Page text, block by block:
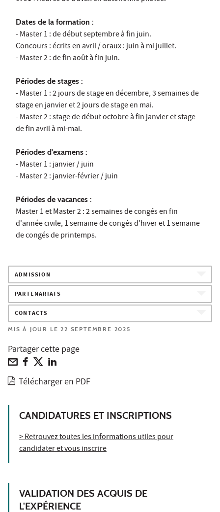
Dates de la formation :
- Master 1 : de début septembre à fin juin.
Concours : écrits en avril / oraux : juin à mi juillet.
- Master 2 : de fin août à fin juin.
Périodes de stages :
- Master 1 : 2 jours de stage en décembre, 3 semaines de
stage en janvier et 2 jours de stage en mai.
- Master 2 : stage de début octobre à fin janvier et stage
de fin avril à mi-mai.
Périodes d'examens :
- Master 1 : janvier / juin
- Master 2 : janvier-février / juin
Périodes de vacances :
Master 1 et Master 2 : 2 semaines de congés en fin
d'année civile, 1 semaine de congés d'hiver et 1 semaine
de congés de printemps.
ADMISSION
PARTENARIATS
CONTACTS
MIS À JOUR LE 22 SEPTEMBRE 2025
Partager cette page
Télécharger en PDF
CANDIDATURES ET INSCRIPTIONS
> Retrouvez toutes les informations utiles pour
candidater et vous inscrire
VALIDATION DES ACQUIS DE
L'EXPÉRIENCE